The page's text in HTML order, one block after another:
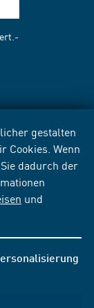
gestalten
Cookies. Wenn
dadurch der
und